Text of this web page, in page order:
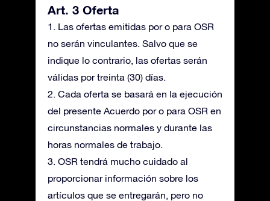
Art. 3 Oferta
1. Las ofertas emitidas por o para OSR
no serán vinculantes. Salvo que se
indique lo contrario, las ofertas serán
válidas por treinta (30) días.
2. Cada oferta se basará en la ejecución
del presente Acuerdo por o para OSR en
circunstancias normales y durante las
horas normales de trabajo.
3. OSR tendrá mucho cuidado al
proporcionar información sobre los
artículos que se entregarán, pero no